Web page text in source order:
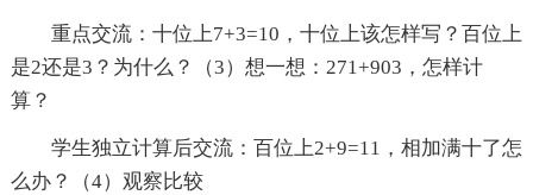
重点交流：十位上7+3=10，十位上该怎样写？百位上
是2还是3？为什么？（3）想一想：271+903，怎样计
算？
学生独立计算后交流：百位上2+9=11，相加满十了怎
么办？（4）观察比较